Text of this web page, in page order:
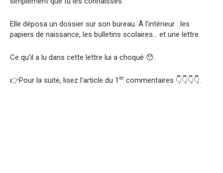
Elle déposa un dossier sur son bureau. À l’intérieur : les
papiers de naissance, les bulletins scolaires… et une lettre.
Ce qu’il a lu dans cette lettre lui a choqué 😯.
👉Pour la suite, lisez l’article du 1 er commentaires 👇👇👇👇.